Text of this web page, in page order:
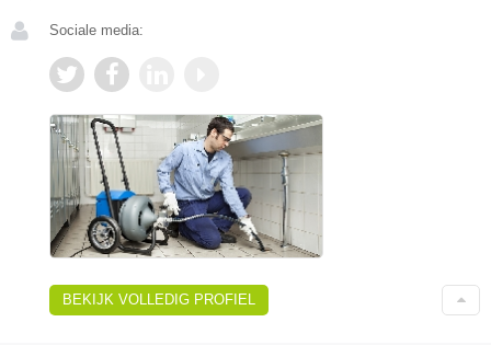
Sociale media:
BEKIJK VOLLEDIG PROFIEL